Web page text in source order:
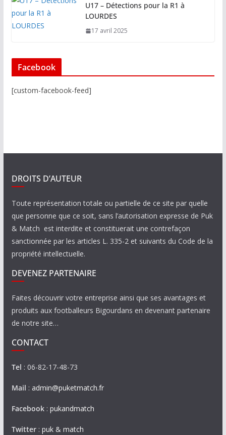
U17 – Détections pour la R1 à
LOURDES
17 avril 2025
Facebook
[custom-facebook-feed]
DROITS D’AUTEUR
Toute représentation totale ou partielle de ce site par quelle
que personne que ce soit, sans l’autorisation expresse de Puk
& Match est interdite et constituerait une contrefaçon
sanctionnée par les articles L. 335-2 et suivants du Code de la
propriété intellectuelle.
DEVENEZ PARTENAIRE
Faites découvrir votre entreprise ainsi que ses avantages et
produits aux footballeurs Bigourdans en devenant partenaire
de notre site…
CONTACT
Tel : 06-82-17-48-73
Mail : admin@puketmatch.fr
Facebook: pukandmatch
Twitter: puk & match